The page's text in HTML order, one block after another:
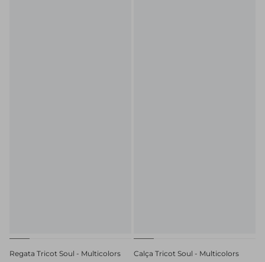
Regata Tricot Soul - Multicolors Calça Tricot Soul - Multicolors